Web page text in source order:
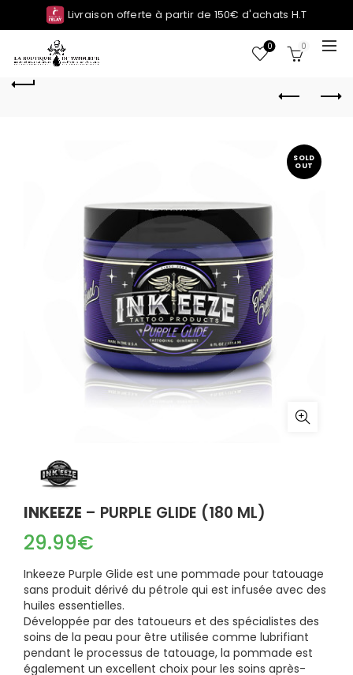
Livraison offerte à partir de 150€ d'achats H.T
0 0
SOLD
OUT
INKEEZE – PURPLE GLIDE (180 ML)
29.99€
Inkeeze Purple Glide est une pommade pour tatouage
sans produit dérivé du pétrole qui est infusée avec des
huiles essentielles.
Développée par des tatoueurs et des spécialistes des
soins de la peau pour être utilisée comme lubrifiant
pendant le processus de tatouage, la pommade est
également un excellent choix pour les soins après-